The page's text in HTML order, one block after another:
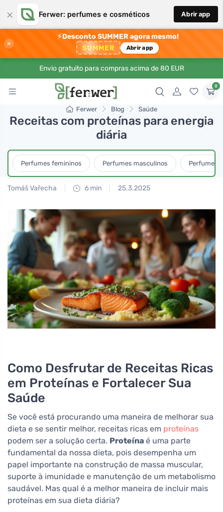
× Ferwer: perfumes e cosméticos Abrir app
×
⚡Desconto SUMMER agora mesmo!
SUMMER Abrir app
Envio gratuito para compras acima de 80 EUR
0
Ferwer Blog Saúde
Receitas com proteínas para energia
diária
Perfumes femininos Perfumes masculinos Perfumes
Tomáš Vařecha 6 min 25.3.2025
Como Desfrutar de Receitas Ricas
em Proteínas e Fortalecer Sua
Saúde
Se você está procurando uma maneira de melhorar sua
dieta e se sentir melhor, receitas ricas em proteínas
podem ser a solução certa. Proteína é uma parte
fundamental da nossa dieta, pois desempenha um
papel importante na construção de massa muscular,
suporte à imunidade e manutenção de um metabolismo
saudável. Mas qual é a melhor maneira de incluir mais
proteínas em sua dieta diária?